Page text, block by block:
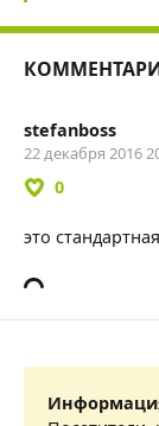
stefanboss
22 декабря 2016
0
это